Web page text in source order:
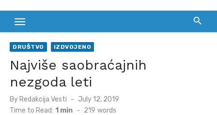
DRUŠTVO IZDVOJENO
Najviše saobraćajnih
nezgoda leti
By Redakcija Vesti
Posted
on
July 12, 2019
Time to Read: 1 min - 219 words